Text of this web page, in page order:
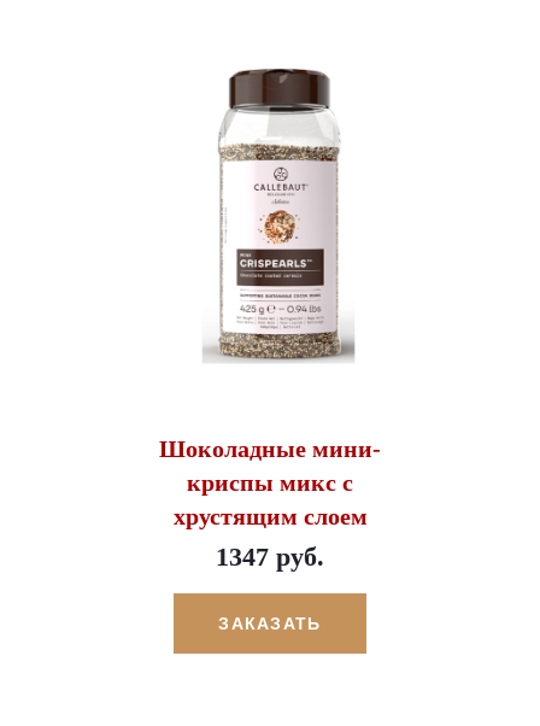
Шоколадные мини-
криспы микс с
хрустящим слоем
1347 руб.
ЗАКАЗАТЬ